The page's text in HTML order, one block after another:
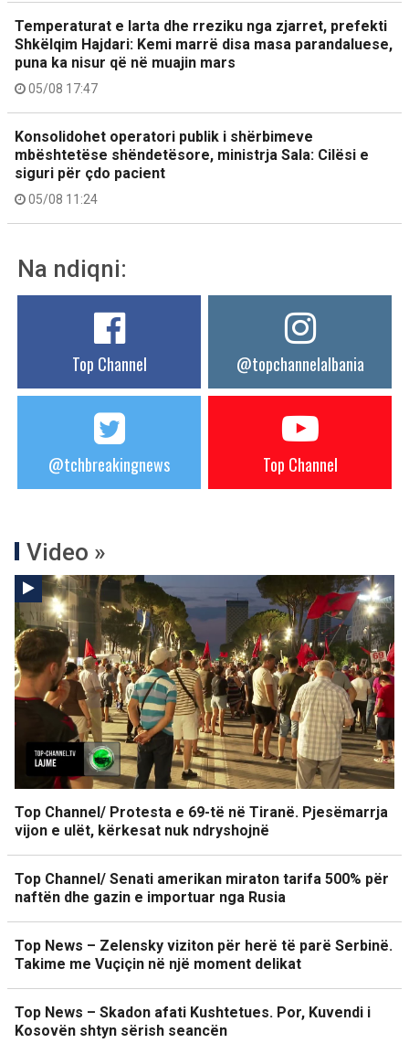
Temperaturat e larta dhe rreziku nga zjarret, prefekti
Shkëlqim Hajdari: Kemi marrë disa masa parandaluese,
puna ka nisur që në muajin mars
05/08 17:47
Konsolidohet operatori publik i shërbimeve
mbështetëse shëndetësore, ministrja Sala: Cilësi e
siguri për çdo pacient
05/08 11:24
Na ndiqni:
Top Channel @topchannelalbania
@tchbreakingnews Top Channel
Video »
Top Channel/ Protesta e 69-të në Tiranë. Pjesëmarrja
vijon e ulët, kërkesat nuk ndryshojnë
Top Channel/ Senati amerikan miraton tarifa 500% për
naftën dhe gazin e importuar nga Rusia
Top News – Zelensky viziton për herë të parë Serbinë.
Takime me Vuçiçin në një moment delikat
Top News – Skadon afati Kushtetues. Por, Kuvendi i
Kosovën shtyn sërish seancën